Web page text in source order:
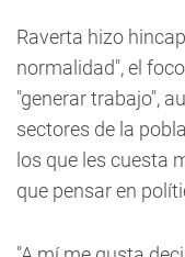
Raverta hizo
normalidad", el
"generar trabajo",
sectores de la
los que les cuesta
que pensar en